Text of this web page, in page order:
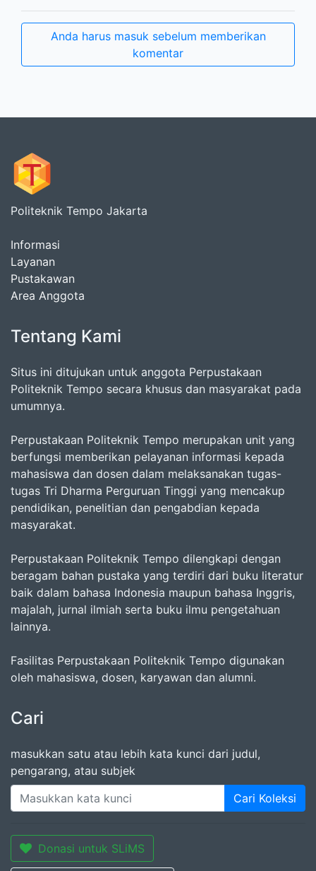
Anda harus masuk sebelum memberikan
komentar
Politeknik Tempo Jakarta
Informasi
Layanan
Pustakawan
Area Anggota
Tentang Kami
Situs ini ditujukan untuk anggota Perpustakaan
Politeknik Tempo secara khusus dan masyarakat pada
umumnya.
Perpustakaan Politeknik Tempo merupakan unit yang
berfungsi memberikan pelayanan informasi kepada
mahasiswa dan dosen dalam melaksanakan tugas-
tugas Tri Dharma Perguruan Tinggi yang mencakup
pendidikan, penelitian dan pengabdian kepada
masyarakat.
Perpustakaan Politeknik Tempo dilengkapi dengan
beragam bahan pustaka yang terdiri dari buku literatur
baik dalam bahasa Indonesia maupun bahasa Inggris,
majalah, jurnal ilmiah serta buku ilmu pengetahuan
lainnya.
Fasilitas Perpustakaan Politeknik Tempo digunakan
oleh mahasiswa, dosen, karyawan dan alumni.
Cari
masukkan satu atau lebih kata kunci dari judul,
pengarang, atau subjek
Cari Koleksi
Donasi untuk SLiMS